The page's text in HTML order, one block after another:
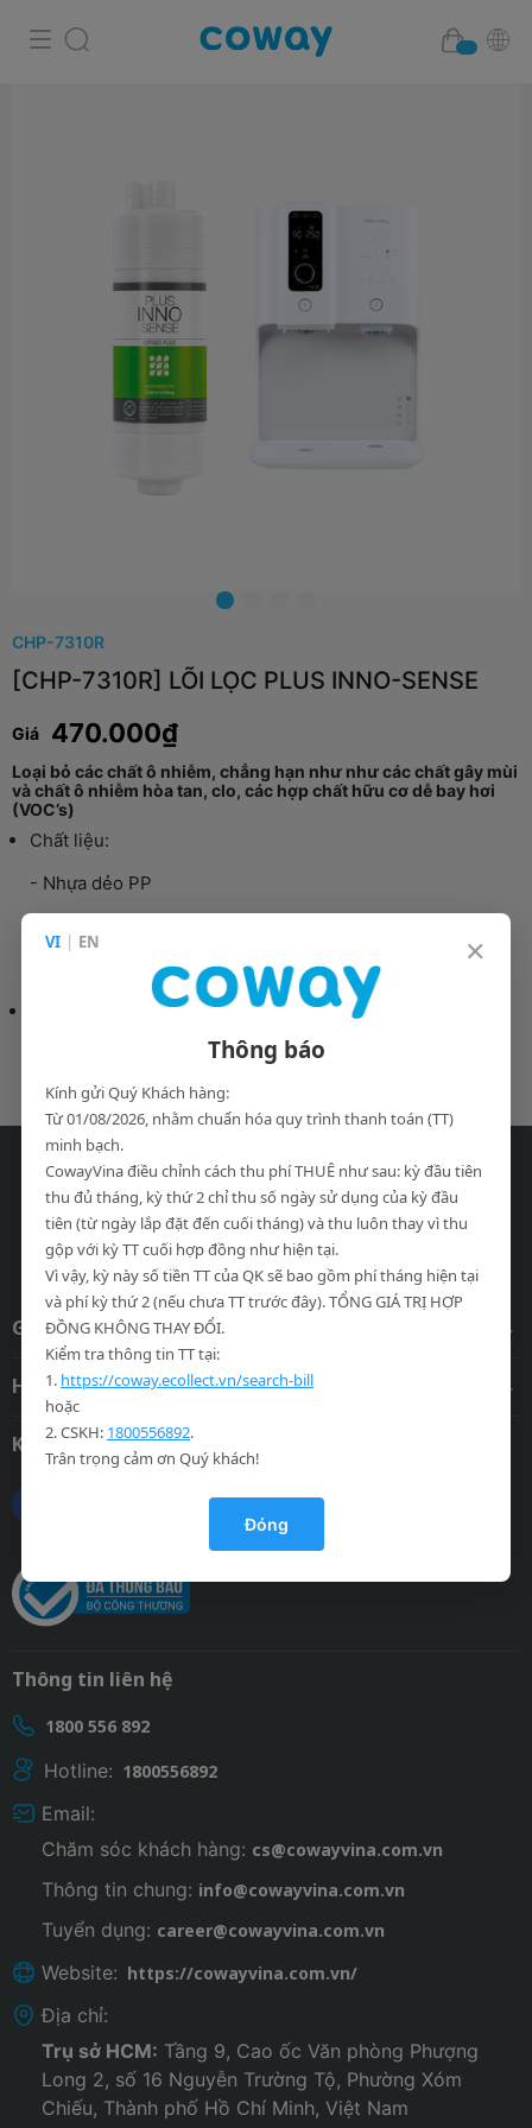
CHP-7310R
[CHP-7310R] LÕI LỌC PLUS INNO-SENSE
Giá 470.000₫
Loại bỏ các chất ô nhiễm, chẳng hạn như như các chất gây mùi
và chất ô nhiễm hòa tan, clo, các hợp chất hữu cơ dễ bay hơi
(VOC’s)
Chất liệu:
- Nhựa dẻo PP
- Tinh chất dừa
Th��i gian thay thế: 18 tháng
Công ty TNHH Coway Vina.
Trang chính thức của Coway tại Việt Nam.
Giới thiệu
Hỗ trợ khách hàng
Kết nối với chúng tôi
Thông tin liên hệ
1800 556 892
Hotline: 1800556892
Email:
Chăm sóc khách hàng: cs@cowayvina.com.vn
Thông tin chung: info@cowayvina.com.vn
Tuyển dụng: career@cowayvina.com.vn
Website: https://cowayvina.com.vn/
Địa chỉ:
Trụ sở HCM: Tầng 9, Cao ốc Văn phòng Phượng
Long 2, số 16 Nguyễn Trường Tộ, Phường Xóm
Chiếu, Thành phố Hồ Chí Minh, Việt Nam
VI | EN ×
Thông báo
Kính gửi Quý Khách hàng:
Từ 01/08/2026, nhằm chuẩn hóa quy trình thanh toán (TT)
minh bạch.
CowayVina điều chỉnh cách thu phí THUÊ như sau: kỳ đầu tiên
thu đủ tháng, kỳ thứ 2 chỉ thu số ngày sử dụng của kỳ đầu
tiên (từ ngày lắp đặt đến cuối tháng) và thu luôn thay vì thu
gộp với kỳ TT cuối hợp đồng như hiện tại.
Vì vậy, kỳ này số tiền TT của QK sẽ bao gồm phí tháng hiện tại
và phí kỳ thứ 2 (nếu chưa TT trước đây). TỔNG GIÁ TRỊ HỢP
ĐỒNG KHÔNG THAY ĐỔI.
Kiểm tra thông tin TT tại:
1. https://coway.ecollect.vn/search-bill
hoặc
2. CSKH: 1800556892.
Trân trọng cảm ơn Quý khách!
Đóng